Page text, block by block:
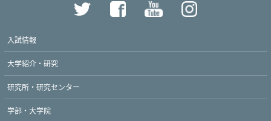
入試情報
大学紹介・研究
研究所・研究センター
学部・大学院